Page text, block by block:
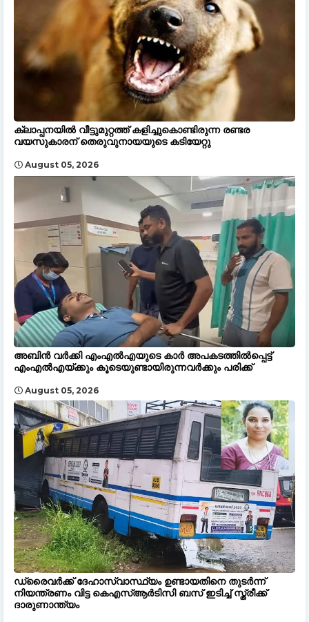
ക്ലാപ്പനയിൽ വീട്ടുമുറ്റത്ത് കളിച്ചുകൊണ്ടിരുന്ന രണ്ടര
വയസുകാരന് തെരുവുനായയുടെ കടിയേറ്റു
August 05, 2026
അബിൻ വർക്കി എംഎൽഎയുടെ കാർ അപകടത്തിൽപ്പെട്ട്
എംഎൽഎയ്ക്കും കൂടെയുണ്ടായിരുന്നവർക്കും പരിക്ക്
August 05, 2026
ഡ്രൈവർക്ക് ദേഹാസ്വാസ്ഥ്യം ഉണ്ടായതിനെ തുടർന്ന്
നിയന്ത്രണം വിട്ട കെഎസ്ആർടിസി ബസ് ഇടിച്ച് സ്ത്രീക്ക്
ദാരുണാന്ത്യം